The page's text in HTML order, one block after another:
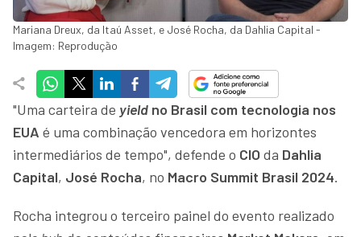
Mariana Dreux, da Itaú Asset, e José Rocha, da Dahlia Capital -
Imagem: Reprodução
"Uma carteira de yield no Brasil com tecnologia nos
EUA é uma combinação vencedora em horizontes
intermediários de tempo", defende o CIO da Dahlia
Capital, José Rocha, no Macro Summit Brasil 2024.
Rocha integrou o terceiro painel do evento realizado